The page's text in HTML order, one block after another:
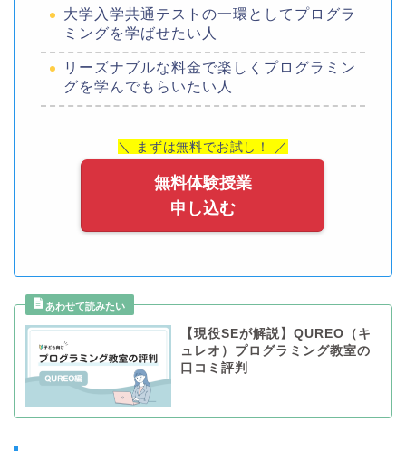
大学入学共通テストの一環としてプログラ
ミングを学ばせたい人
リーズナブルな料金で楽しくプログラミン
グを学んでもらいたい人
＼ まずは無料でお試し！ ／
無料体験授業
申し込む
【現役SEが解説】QUREO（キ
ュレオ）プログラミング教室の
口コミ評判